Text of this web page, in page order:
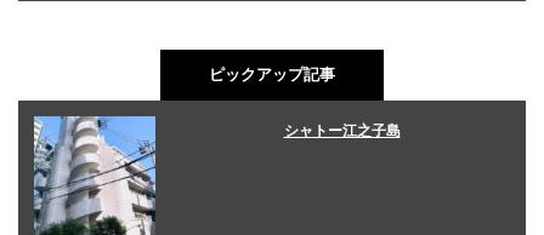
ピックアップ記事
シャトー江之子島